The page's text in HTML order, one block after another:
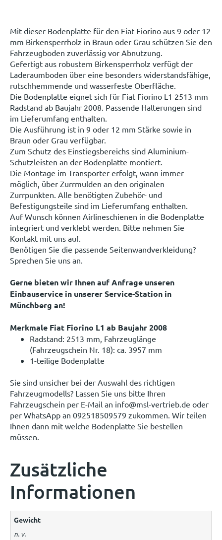
Mit dieser Bodenplatte für den Fiat Fiorino aus 9 oder 12
mm Birkensperrholz in Braun oder Grau schützen Sie den
Fahrzeugboden zuverlässig vor Abnutzung.
Gefertigt aus robustem Birkensperrholz verfügt der
Laderaumboden über eine besonders widerstandsfähige,
rutschhemmende und wasserfeste Oberfläche.
Die Bodenplatte eignet sich für Fiat Fiorino L1 2513 mm
Radstand ab Baujahr 2008. Passende Halterungen sind
im Lieferumfang enthalten.
Die Ausführung ist in 9 oder 12 mm Stärke sowie in
Braun oder Grau verfügbar.
Zum Schutz des Einstiegsbereichs sind Aluminium-
Schutzleisten an der Bodenplatte montiert.
Die Montage im Transporter erfolgt, wann immer
möglich, über Zurrmulden an den originalen
Zurrpunkten. Alle benötigten Zubehör- und
Befestigungsteile sind im Lieferumfang enthalten.
Auf Wunsch können Airlineschienen in die Bodenplatte
integriert und verklebt werden. Bitte nehmen Sie
Kontakt mit uns auf.
Benötigen Sie die passende Seitenwandverkleidung?
Sprechen Sie uns an.
Gerne bieten wir Ihnen auf Anfrage unseren
Einbauservice in unserer Service-Station in
Münchberg an!
Merkmale Fiat Fiorino L1 ab Baujahr 2008
Radstand: 2513 mm, Fahrzeuglänge
(Fahrzeugschein Nr. 18): ca. 3957 mm
1-teilige Bodenplatte
Sie sind unsicher bei der Auswahl des richtigen
Fahrzeugmodells? Lassen Sie uns bitte Ihren
Fahrzeugschein per E-Mail an info@msl-vertrieb.de oder
per WhatsApp an 092518509579 zukommen. Wir teilen
Ihnen dann mit welche Bodenplatte Sie bestellen
müssen.
Zusätzliche
Informationen
Gewicht
n. v.